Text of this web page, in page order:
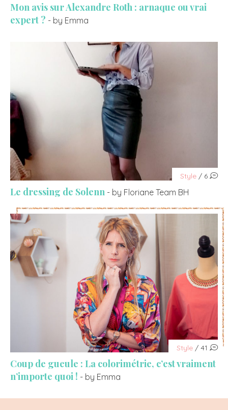
Mon avis sur Alexandre Roth : arnaque ou vrai
expert ? - by Emma
Style / 6
Le dressing de Solenn - by Floriane Team BH
Style / 41
Coup de gueule : La colorimétrie, c’est vraiment
n’importe quoi ! - by Emma